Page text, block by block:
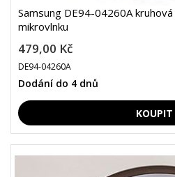
Samsung DE94-04260A
mikrovlnku
479,00 Kč
DE94-04260A
Dodání do 4 dnů